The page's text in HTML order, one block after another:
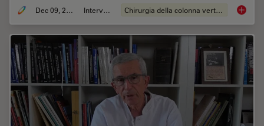
Dec 09, 2025 Intervista Chirurgia della colonna vertebrale